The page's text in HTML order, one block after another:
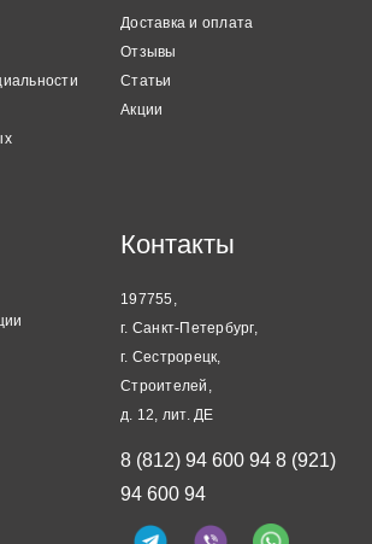
Доставка и оплата
Отзывы
Статьи
Акции
Контакты
197755,
г. Санкт-Петербург,
г. Сестрорецк,
Строителей,
д. 12, лит. ДЕ
8 (812) 94 600 94 8 (921)
94 600 94